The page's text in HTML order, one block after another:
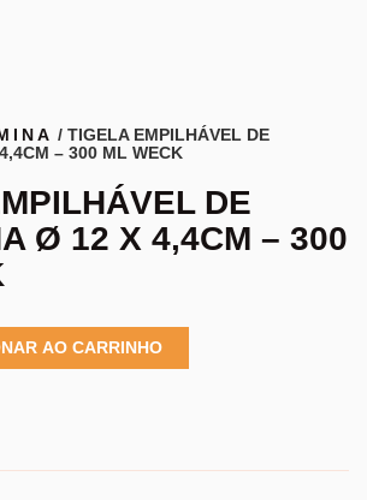
/ TIGELA EMPILHÁVEL DE
– 300 ML WECK
DE
Ø 12 X 4,4CM – 300
AO CARRINHO